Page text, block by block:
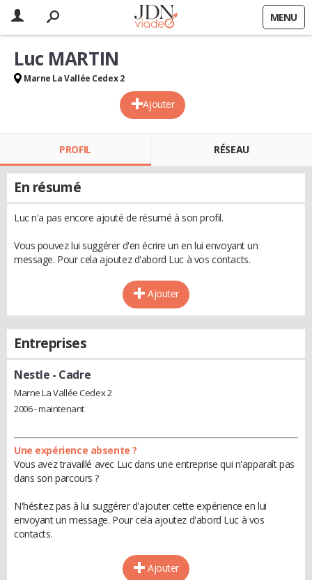
MENU
Ajouter
Luc MARTIN
Marne La Vallée Cedex 2
PROFIL RÉSEAU
En résumé
Luc n'a pas encore ajouté de résumé à son profil.
Vous pouvez lui suggérer d'en écrire un en lui envoyant un
message. Pour cela ajoutez d'abord Luc à vos contacts.
Ajouter
Entreprises
Nestle - Cadre
Marne La Vallée Cedex 2
2006 - maintenant
Une expérience absente ?
Vous avez travaillé avec Luc dans une entreprise qui n'apparaît pas
dans son parcours ?
N'hésitez pas à lui suggérer d'ajouter cette expérience en lui
envoyant un message. Pour cela ajoutez d'abord Luc à vos
contacts.
Ajouter